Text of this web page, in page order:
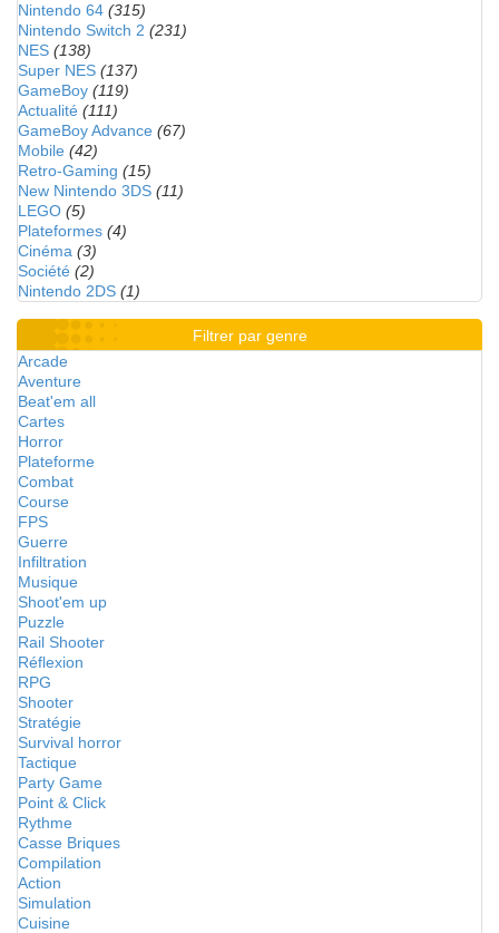
Nintendo 64 (315)
Nintendo Switch 2 (231)
NES (138)
Super NES (137)
GameBoy (119)
Actualité (111)
GameBoy Advance (67)
Mobile (42)
Retro-Gaming (15)
New Nintendo 3DS (11)
LEGO (5)
Plateformes (4)
Cinéma (3)
Société (2)
Nintendo 2DS (1)
Filtrer par genre
Arcade
Aventure
Beat'em all
Cartes
Horror
Plateforme
Combat
Course
FPS
Guerre
Infiltration
Musique
Shoot'em up
Puzzle
Rail Shooter
Réflexion
RPG
Shooter
Stratégie
Survival horror
Tactique
Party Game
Point & Click
Rythme
Casse Briques
Compilation
Action
Simulation
Cuisine